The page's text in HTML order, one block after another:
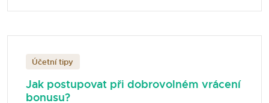
kompenzuje zaměstnancům ušlou mzdu při
je 370 Kč na den. Tento podpůrný program byl
prodloužen až do června a jelikož je často
využíván, je pro mnohé účetní nutné se
seznámit se způsobem správného účtování.
Pokud vás zajímají další informace o izolačce,
Účetní tipy
Jak postupovat při dobrovolném vrácení
bonusu?